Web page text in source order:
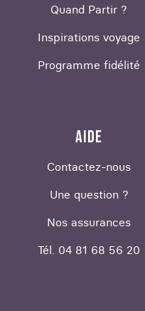
Quand Partir ?
Inspirations voyage
Programme fidélité
AIDE
Contactez-nous
Une question ?
Nos assurances
Tél. 04 81 68 56 20